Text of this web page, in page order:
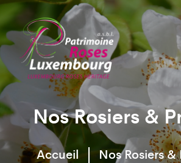
Nos Rosiers &
Accueil Nos Rosiers